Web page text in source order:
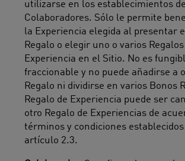
utilizarse en los establecimientos
Colaboradores. Sólo le permite
la Experiencia elegida al presentar
Regalo o elegir uno o varios Regalos
Experiencia en el Sitio. No es
fraccionable y no puede añadirse a
Regalo ni dividirse en varios Bonos
Regalo de Experiencia puede ser
otro Regalo de Experiencias de
términos y condiciones
artículo 2.3.